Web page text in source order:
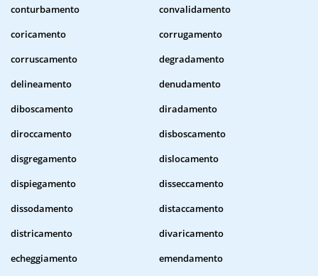
conturbamento
convalidamento
coricamento
corrugamento
corruscamento
degradamento
delineamento
denudamento
diboscamento
diradamento
diroccamento
disboscamento
disgregamento
dislocamento
dispiegamento
disseccamento
dissodamento
distaccamento
districamento
divaricamento
echeggiamento
emendamento